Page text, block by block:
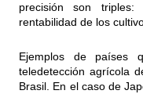
precisión son
rentabilidad de los
Ejemplos de países
teledetección agrícola
Brasil. En el caso de